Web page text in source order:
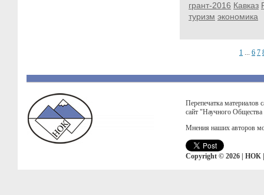
грант-2016 Кавказ
туризм экономика
1 ... 6 7
Перепечатка материалов
сайт "Научного
Мнения наших авторов
Copyright © 2026 | НОК